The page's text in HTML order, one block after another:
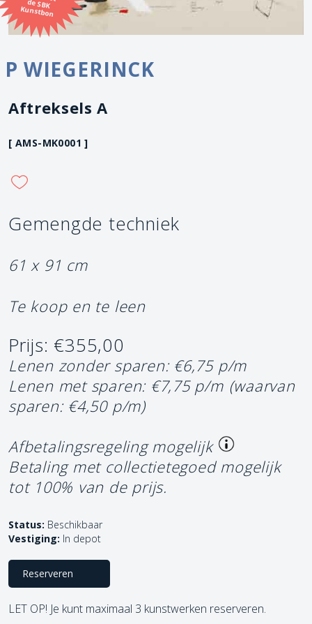
Kunstbon
P WIEGERINCK
Aftreksels A
[ AMS-MK0001 ]
Gemengde techniek
61 x 91 cm
Te koop en te leen
Prijs: €355,00
Lenen zonder sparen: €6,75 p/m
Lenen met sparen: €7,75 p/m (waarvan
sparen: €4,50 p/m)
Afbetalingsregeling mogelijk
Betaling met collectietegoed mogelijk
tot 100% van de prijs.
Status: Beschikbaar
Vestiging: In depot
Reserveren
LET OP! Je kunt maximaal 3 kunstwerken reserveren.